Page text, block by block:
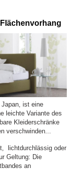
ist eine
leichte Variante des
Kleiderschränke
verschwinden...
lichtdurchlässig oder
Geltung: Die
an